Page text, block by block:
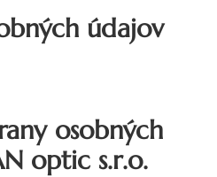
údajov
osobných
optic s.r.o.